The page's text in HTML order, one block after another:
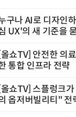
구나 AI로 디자인
UX'의 새 기준을
[올쇼TV] 안전한 의
통합 인프라 전략
[올쇼TV] 스플렁크
옵저버빌리티" 전